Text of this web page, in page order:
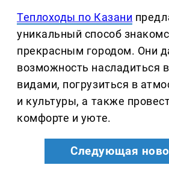
Теплоходы по Казани
уникальный способ
прекрасным городом. Они
возможность насладиться
видами, погрузиться в
и культуры, а также
комфорте и уюте.
Следующая